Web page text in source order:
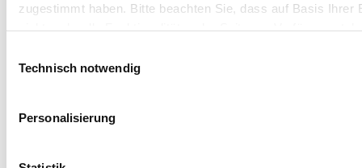
zugestimmt haben. Bitte beachten Sie, dass auf Basis Ihrer
Weitere Informationen finden Sie in unserem
Drittstaaten:
Indem Sie auf "Alle bestätigen" klicken oder
Technisch notwendig
Personalisierung
Packaging
19/12/25
Verpackungen in den USA: Einblicke von